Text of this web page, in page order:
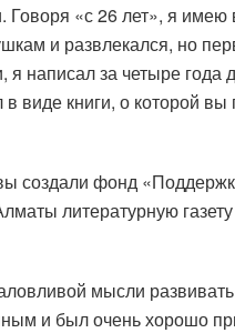
Говоря «с 26 лет», я
и развлекался, но
написал за четыре года
виде книги, о которой вы
создали фонд
литературную
мысли
и был очень хорошо